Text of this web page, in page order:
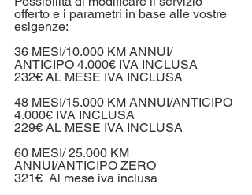
offerto e i parametri in base alle vostre
esigenze:
36 MESI/10.000 KM ANNUI/
ANTICIPO 4.000€ IVA INCLUSA
232€ AL MESE IVA INCLUSA
48 MESI/15.000 KM ANNUI/ANTICIPO
4.000€ IVA INCLUSA
229€ AL MESE IVA INCLUSA
60 MESI/ 25.000 KM
ANNUI/ANTICIPO ZERO
321€  Al mese iva inclusa